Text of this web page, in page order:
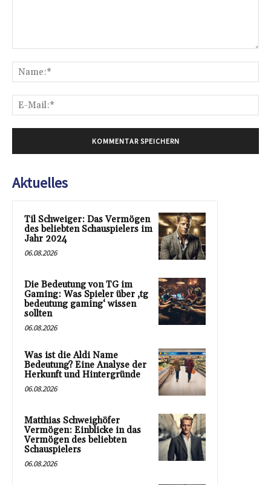
Aktuelles
Til Schweiger: Das Vermögen
des beliebten Schauspielers im
Jahr 2024
06.08.2026
Die Bedeutung von TG im
Gaming: Was Spieler über ‚tg
bedeutung gaming‘ wissen
sollten
06.08.2026
Was ist die Aldi Name
Bedeutung? Eine Analyse der
Herkunft und Hintergründe
06.08.2026
Matthias Schweighöfer
Vermögen: Einblicke in das
Vermögen des beliebten
Schauspielers
06.08.2026